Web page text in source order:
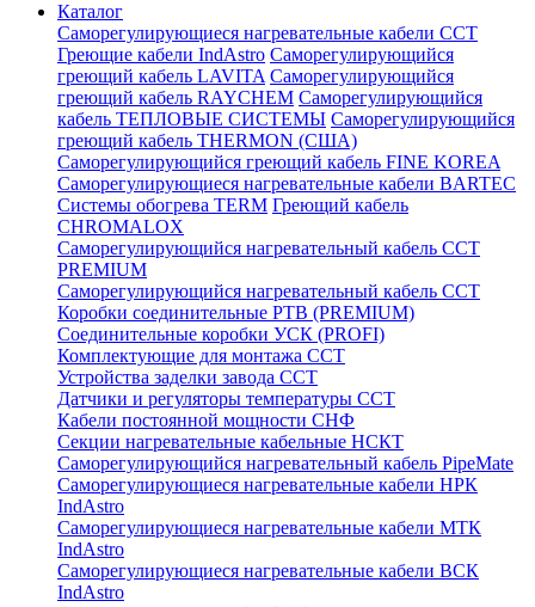
Каталог
Саморегулирующиеся нагревательные кабели ССТ
Греющие кабели IndAstro Саморегулирующийся
греющий кабель LAVITA Саморегулирующийся
греющий кабель RAYCHEM Саморегулирующийся
кабель ТЕПЛОВЫЕ СИСТЕМЫ Саморегулирующийся
греющий кабель THERMON (США)
Саморегулирующийся греющий кабель FINE KOREA
Саморегулирующиеся нагревательные кабели BARTEC
Системы обогрева TERM Греющий кабель
CHROMALOX
Саморегулирующийся нагревательный кабель ССТ
PREMIUM
Саморегулирующийся нагревательный кабель ССТ
Коробки соединительные РТВ (PREMIUM)
Соединительные коробки УСК (PROFI)
Комплектующие для монтажа ССТ
Устройства заделки завода ССТ
Датчики и регуляторы температуры ССТ
Кабели постоянной мощности СНФ
Секции нагревательные кабельные НСКТ
Саморегулирующийся нагревательный кабель PipeMate
Саморегулирующиеся нагревательные кабели НРК
IndAstro
Саморегулирующиеся нагревательные кабели МТК
IndAstro
Саморегулирующиеся нагревательные кабели ВСК
IndAstro